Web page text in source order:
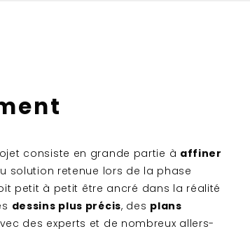
consiste en grande partie à affiner
solution retenue lors de la phase
petit à petit être ancré dans la réalité
dessins plus précis, des plans
des experts et de nombreux allers-